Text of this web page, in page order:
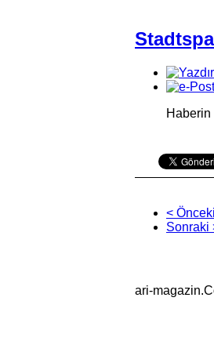
Haberin
< Önceki
Sonraki
ari-magazin